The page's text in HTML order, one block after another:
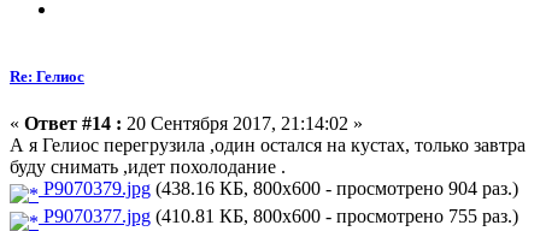
Re: Гелиос
« Ответ #14 : 20 Сентября 2017, 21:14:02 »
А я Гелиос перегрузила ,один остался на кустах, только завтра
буду снимать ,идет похолодание .
P9070379.jpg (438.16 КБ, 800x600 - просмотрено 904 раз.)
P9070377.jpg (410.81 КБ, 800x600 - просмотрено 755 раз.)